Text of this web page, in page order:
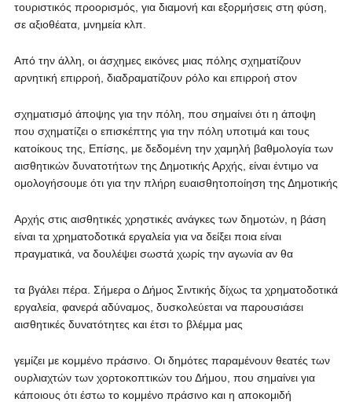
τουριστικός προορισμός, για διαμονή και εξορμήσεις στη φύση,
σε αξιοθέατα, μνημεία κλπ.
Από την άλλη, οι άσχημες εικόνες μιας πόλης σχηματίζουν
αρνητική επιρροή, διαδραματίζουν ρόλο και επιρροή στον
σχηματισμό άποψης για την πόλη, που σημαίνει ότι η άποψη
που σχηματίζει ο επισκέπτης για την πόλη υποτιμά και τους
κατοίκους της, Επίσης, με δεδομένη την χαμηλή βαθμολογία των
αισθητικών δυνατοτήτων της Δημοτικής Αρχής, είναι έντιμο να
ομολογήσουμε ότι για την πλήρη ευαισθητοποίηση της Δημοτικής
Αρχής στις αισθητικές χρηστικές ανάγκες των δημοτών, η βάση
είναι τα χρηματοδοτικά εργαλεία για να δείξει ποια είναι
πραγματικά, να δουλέψει σωστά χωρίς την αγωνία αν θα
τα βγάλει πέρα. Σήμερα ο Δήμος Σιντικής δίχως τα χρηματοδοτικά
εργαλεία, φανερά αδύναμος, δυσκολεύεται να παρουσιάσει
αισθητικές δυνατότητες και έτσι το βλέμμα μας
γεμίζει με κομμένο πράσινο. Οι δημότες παραμένουν θεατές των
ουρλιαχτών των χορτοκοπτικών του Δήμου, που σημαίνει για
κάποιους ότι έστω το κομμένο πράσινο και η αποκομιδή